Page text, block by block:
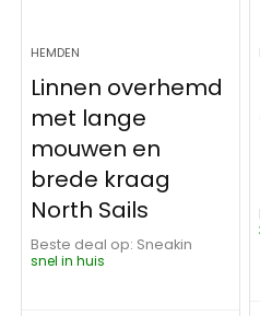
HEMDEN
Linnen overhemd
met lange
mouwen en
brede kraag
North Sails
Beste deal op:
Sneakin
snel in huis